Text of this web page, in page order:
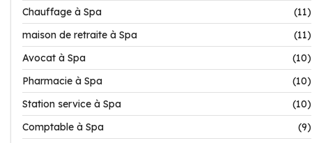
Chauffage à Spa
(11)
maison de retraite à Spa
(11)
Avocat à Spa
(10)
Pharmacie à Spa
(10)
Station service à Spa
(10)
Comptable à Spa
(9)